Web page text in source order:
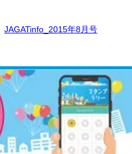
JAGATinfo_2015年8月号